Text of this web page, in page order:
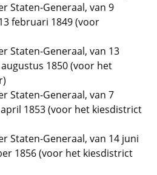
Staten-Generaal, van 9
februari 1849 (voor
Staten-Generaal, van 13
1850 (voor het
Staten-Generaal, van 7
1853 (voor het kiesdistrict
Staten-Generaal, van 14 juni
1856 (voor het kiesdistrict